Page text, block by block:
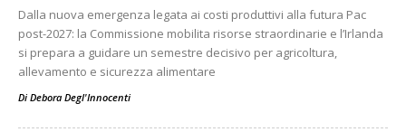
Dalla nuova emergenza legata ai costi produttivi alla futura Pac
post-2027: la Commissione mobilita risorse straordinarie e l’Irlanda
si prepara a guidare un semestre decisivo per agricoltura,
allevamento e sicurezza alimentare
Di Debora Degl'Innocenti